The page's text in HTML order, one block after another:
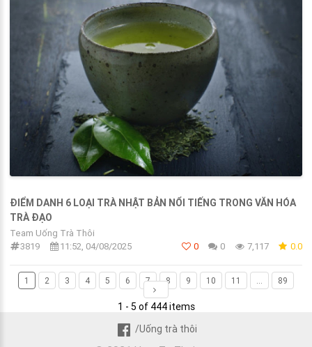
ĐIỂM DANH 6 LOẠI TRÀ NHẬT BẢN NỔI TIẾNG TRONG VĂN HÓA
TRÀ ĐẠO
Team Uống Trà Thôi
3819
11:52, 04/08/2025 0 0 7,117 0.0
1 2 3 4 5 6 7 8 9 10 11 89
1 - 5 of 444 items
/Uống trà thôi